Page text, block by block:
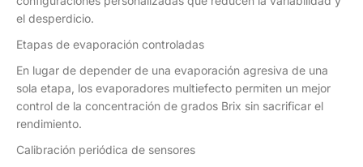
el desperdicio.
Etapas de evaporación controladas
En lugar de depender de una evaporación agresiva de una
sola etapa, los evaporadores multiefecto permiten un mejor
control de la concentración de grados Brix sin sacrificar el
rendimiento.
Calibración periódica de sensores